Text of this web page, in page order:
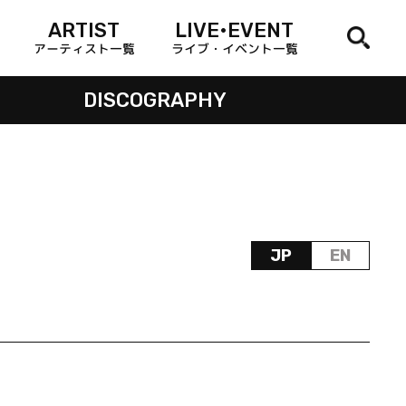
ARTIST
アーティスト一覧
LIVE•EVENT
ライブ・イベント一覧
DISCOGRAPHY
JP EN